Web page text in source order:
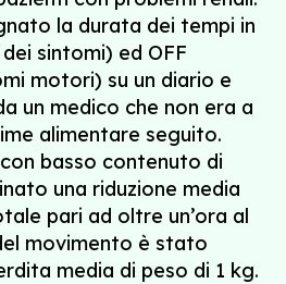
la durata dei tempi in
sintomi) ed OFF
motori) su un diario e
un medico che non era a
alimentare seguito.
basso contenuto di
una riduzione media
pari ad oltre un’ora al
movimento è stato
media di peso di 1 kg.